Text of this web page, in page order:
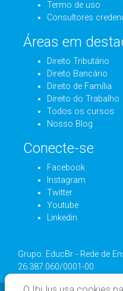
Termo de uso
Consultores
Áreas em
Direito Tributário
Direito Bancário
Direito de Família
Direito do Trabalho
Todos os cursos
Nosso Blog
Conecte-se
Facebook
Instagram
Twitter
Youtube
Linkedin
Grupo: EducBr - Rede de
26.387.060/0001-00